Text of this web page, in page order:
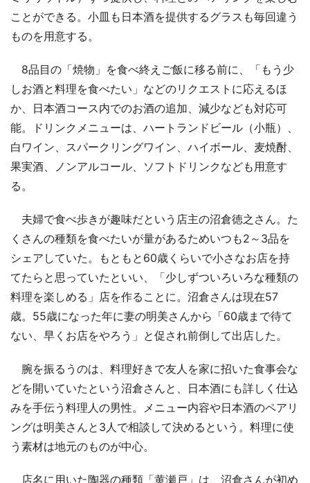
ことができる。小皿も日本酒を提供するグラスも毎回違う
ものを用意する。
8品目の「焼物」を食べ終えご飯に移る前に、「もう少
しお酒と料理を食べたい」などのリクエストに応えるほ
か、日本酒コース内でのお酒の追加、減少なども対応可
能。ドリンクメニューは、ハートランドビール（小瓶）、
白ワイン、スパークリングワイン、ハイボール、麦焼酎、
果実酒、ノンアルコール、ソフトドリンクなども用意す
る。
夫婦で食べ歩きが趣味だという店主の沼倉徳之さん。た
くさんの種類を食べたいが量があるためいつも2～3品を
シェアしていた。もともと60歳くらいで小さなお店を持
てたらと思っていたといい、「少しずついろいろな種類の
料理を楽しめる」店を作ることに。沼倉さんは現在57
歳。55歳になった年に妻の明美さんから「60歳まで待て
ない、早くお店をやろう」と促され前倒して出店した。
腕を振るうのは、料理好きで友人を家に招いた食事会な
どを開いていたという沼倉さんと、日本酒にも詳しく仕込
みを手伝う料理人の男性。メニュー内容や日本酒のペアリ
ングは明美さんと3人で相談して決めるという。料理に使
う素材は地元のものが中心。
店名に用いた陶器の種類「黄瀬戸」は、沼倉さんが初め